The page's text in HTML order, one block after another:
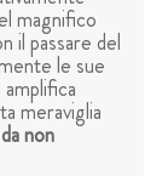
magnifico
il passare del
le sue
meraviglia
non